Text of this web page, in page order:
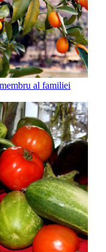
al familiei